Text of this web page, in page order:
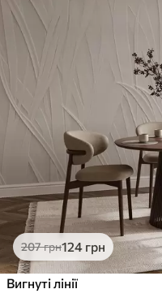
207грн124 грн
Вигнуті лінії